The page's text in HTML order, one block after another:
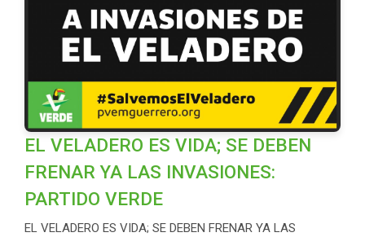
EL VELADERO ES VIDA; SE DEBEN
FRENAR YA LAS INVASIONES:
PARTIDO VERDE
EL VELADERO ES VIDA; SE DEBEN FRENAR YA LAS